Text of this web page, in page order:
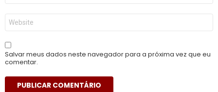
*
Site
Salvar meus dados neste navegador para a próxima vez que eu
comentar.